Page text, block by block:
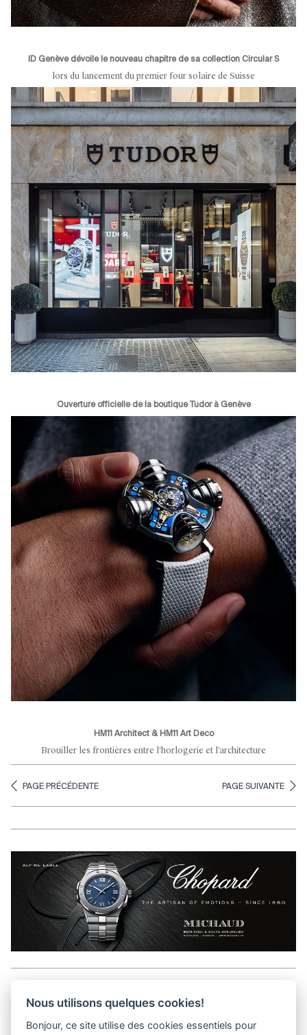
ID Genève dévoile le nouveau chapitre de sa collection Circular S
lors du lancement du premier four solaire de Suisse
Ouverture officielle de la boutique Tudor à Genève
HM11 Architect & HM11 Art Deco
Brouiller les frontières entre l’horlogerie et l’architecture
PAGE PRÉCÉDENTE PAGE SUIVANTE
Kits médias
Nous utilisons quelques cookies!
Bonjour, ce site utilise des cookies essentiels pour